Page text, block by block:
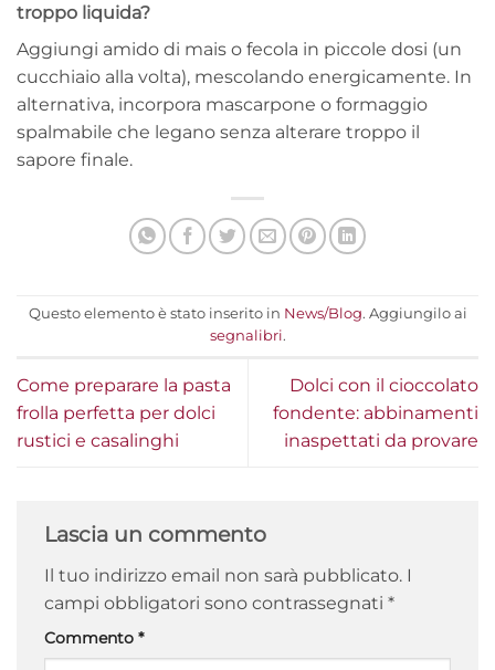
troppo liquida?
Aggiungi amido di mais o fecola in piccole dosi (un
cucchiaio alla volta), mescolando energicamente. In
alternativa, incorpora mascarpone o formaggio
spalmabile che legano senza alterare troppo il
sapore finale.
Questo elemento è stato inserito in News/Blog. Aggiungilo ai
segnalibri.
Come preparare la pasta
frolla perfetta per dolci
rustici e casalinghi
Dolci con il cioccolato
fondente: abbinamenti
inaspettati da provare
Lascia un commento
Il tuo indirizzo email non sarà pubblicato. I
campi obbligatori sono contrassegnati *
Commento *